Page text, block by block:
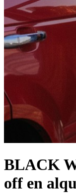
BLACK
off en